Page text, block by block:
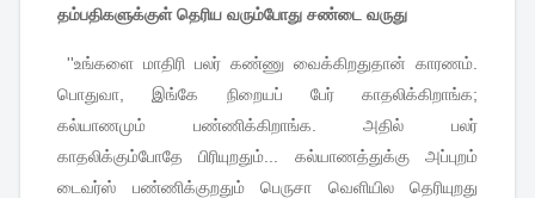
தம்பதிகளுக்குள் தெரிய வரும்போது சண்டை வருது
''உங்களை மாதிரி பலர் கண்ணு வைக்கிறதுதான் காரணம்
பொதுவா ,இங்கே நிறையப் பேர் காதலிக்கிறாங்க;
கல்யாணமும்
பண்ணிக்கிறாங்க .அதில்
பலர்
காதலிக்கும்போதே
பிரியுறதும் கல்யாணத்துக்கு
அப்புறம்
டைவர்ஸ்
பண்ணிக்குறதும் பெருசா வெளியில
தெரியுறது